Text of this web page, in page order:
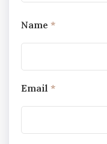
Name *
Email *